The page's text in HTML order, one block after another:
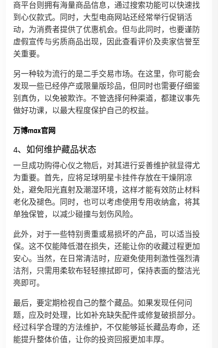
商平台则拥有海量商品信息，通过搜索功能可以快速找
到心仪款式。同时，大型电商网站还经常举行促销活
动，为消费者提供了优惠机会。但与此同时，也要谨防
虚假宣传与劣质商品出现，因此查看评价及卖家信誉至
关重要。
另一种较为流行的是二手交易市场。在这里，你可能会
发现一些已经停产或限量版珍品，但同时也需要仔细鉴
别真伪，以免被欺诈。不管选择何种渠道，都建议事先
做好功课，以最大程度保护自己的权益。
万博max官网
4、如何维护藏品状态
一旦成功购得心仪之物后，对其进行妥善维护就显得尤
为重要。首先，应将足球明星卡挂件存放在干燥阴凉
处，避免阳光直射及潮湿环境，这样才能有效防止材料
老化及褪色。同时，也可以考虑使用专用收纳盒，将其
单独保管，以减少碰撞与划伤风险。
此外，对于一些特别贵重或易损坏的产品，可以适当投
保。这不仅能降低潜在损失，还能让你的收藏过程更加
安心。当然，在日常清洁时，应避免使用刺激性强烈清
洁剂，只需用柔软布轻轻擦拭即可，保持表面的整洁光
亮即可。
最后，要定期检视自己的整个藏品。如果发现任何问
题，应及时处理，比如补充缺失配件或修复破损部分。
经过科学合理的方法维护，不仅能够延长藏品寿命，还
能提升整体价值，让你的投资回报更加丰厚。